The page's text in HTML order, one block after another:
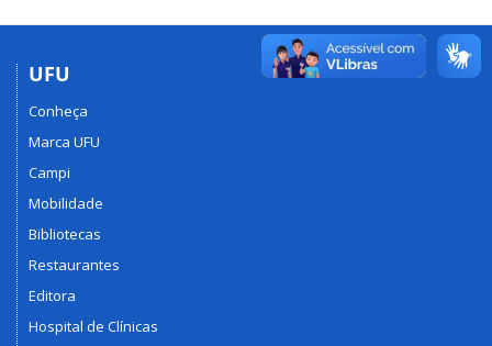
UFU
Conheça
Marca UFU
Campi
Mobilidade
Bibliotecas
Restaurantes
Editora
Hospital de Clínicas